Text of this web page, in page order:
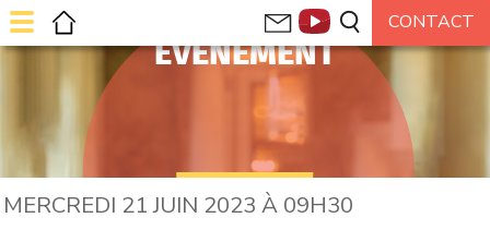
ÉVÉNEMENT
MERCREDI 21 JUIN 2023 À 09H30